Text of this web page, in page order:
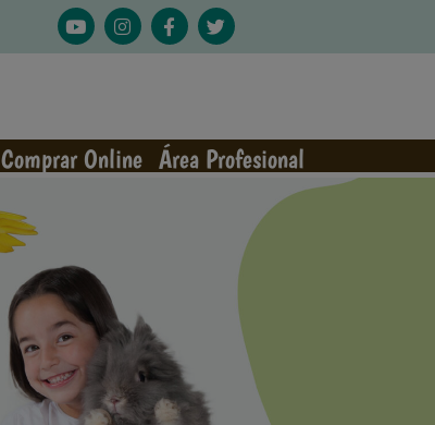
Comprar Online Área Profesional